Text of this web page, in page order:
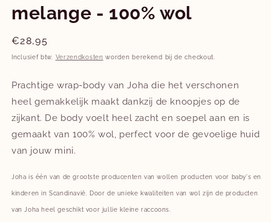
melange - 100% wol
Normale
prijs
€28,95
Inclusief btw. Verzendkosten worden berekend bij de checkout.
Prachtige wrap-body van Joha die het verschonen
heel gemakkelijk maakt dankzij de knoopjes op de
zijkant. De body voelt heel zacht en soepel aan en is
gemaakt van 100% wol, perfect voor de gevoelige huid
van jouw mini.
Joha is één van de grootste producenten van wollen producten voor baby's en
kinderen in Scandinavië. Door de unieke kwaliteiten van wol zijn de producten
van Joha heel geschikt voor jullie kleine raccoons.